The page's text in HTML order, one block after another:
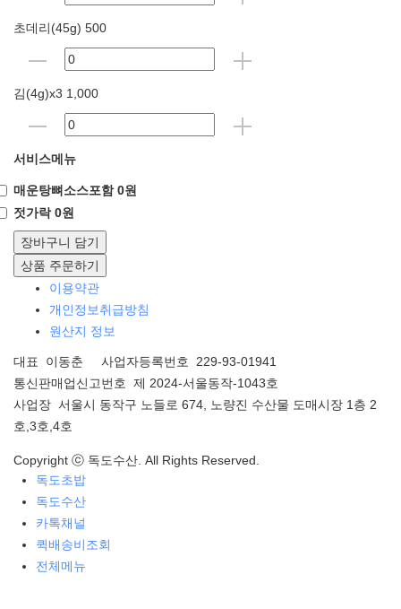
초데리(45g) 500
김(4g)x3 1,000
서비스메뉴
매운탕뼈소스포함 0원
젓가락 0원
장바구니 담기
상품 주문하기
이용약관
개인정보취급방침
원산지 정보
대표 이동춘 사업자등록번호 229-93-01941
통신판매업신고번호 제 2024-서울동작-1043호
사업장 서울시 동작구 노들로 674, 노량진 수산물 도매시장 1층 2
호,3호,4호
Copyright ⓒ 독도수산. All Rights Reserved.
독도초밥
독도수산
카톡채널
퀵배송비조회
전체메뉴